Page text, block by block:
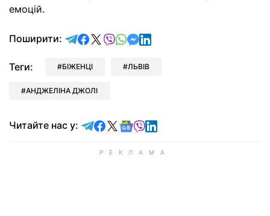
емоцій.
Поширити: відправити у Telegram
поділитись у Facebook
поділитись у X
відправити у Viber
відправити у Whatsapp
відправити у Messenger
відправити у LinkedIn
Теги: БІЖЕНЦІ ЛЬВІВ
АНДЖЕЛІНА ДЖОЛІ
Читайте нас у: Читайте у Telegram
Читайте у Facebook
Читайте у X
Читайте у Google news
Читайте у Viber
Читайте у LinkedIn